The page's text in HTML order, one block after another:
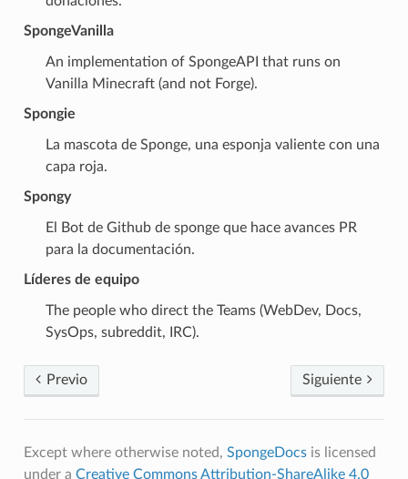
SpongeVanilla
An implementation of SpongeAPI that runs on
Vanilla Minecraft (and not Forge).
Spongie
La mascota de Sponge, una esponja valiente con una
capa roja.
Spongy
El Bot de Github de sponge que hace avances PR
para la documentación.
Líderes de equipo
The people who direct the Teams (WebDev, Docs,
SysOps, subreddit, IRC).
Siguiente
Previo
Except where otherwise noted, SpongeDocsis licensed
under a Creative Commons Attribution-ShareAlike 4.0